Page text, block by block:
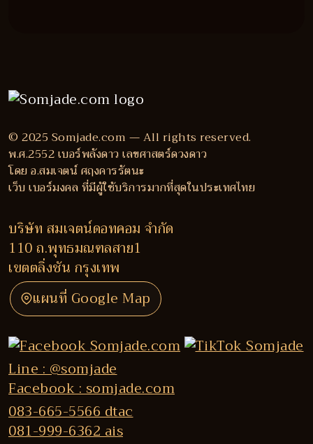
© 2025 Somjade.com — All rights reserved.
พ.ศ.2552 เบอร์พลังดาว เลขศาสตร์ดวงดาว
โดย อ.สมเจตน์ ศฤงคารรัตนะ
เว็บ เบอร์มงคล ที่มีผู้ใช้บริการมากที่สุดในประเทศไทย
บริษัท สมเจตน์ดอทคอม จำกัด
110 ถ.พุทธมณฑลสาย1
เขตตลิ่งชัน กรุงเทพ
แผนที่ Google Map
Line : @somjade
Facebook : somjade.com
083-665-5566 dtac
081-999-6362 ais